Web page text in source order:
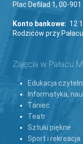
Plac Defilad 1, 00-
Konto bankowe: 12
Rodziców przy
Zajęcia w Pałacu
Edukacja
Informatyka,
Taniec
Teatr
Sztuki piękne
Sport i rekreacja